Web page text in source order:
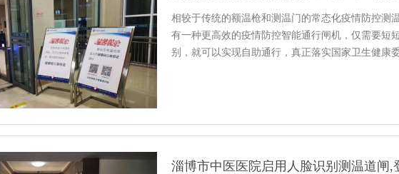
相较于传统的额温枪和测温门的常态化疫情防控测
有一种更高效的疫情防控智能通行闸机，仅需要短
别，就可以实现自助通行，真正落实国家卫生健康